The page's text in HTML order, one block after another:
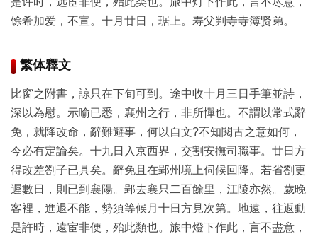
馀希加爱，不宣。十月廿日，琚上。寿父判寺寺簿贤弟。
繁体釋文
比窗之附書，諒只在下旬可到。途中收十月三日手筆並詩，
深以為慰。示喻已悉，襄州之行，非所憚也。不謂以常式辭
免，就降改命，辭難避事，何以自文?不知閱古之意如何，
今必有定論矣。十九日入京西界，交割安撫司職事。廿日方
得改差劄子已具矣。辭免且在郢州境上伺候回降。若省劄更
遲數日，則已到襄陽。郢去襄只二百餘里，江陵亦然。歲晚
客裡，進退不能，勢須等候月十日方見次第。地遠，往返動
是許時，遠宦非便，殆此類也。旅中燈下作此，言不盡意，
描
|
素
画
术
品
图
库
/
Artwork